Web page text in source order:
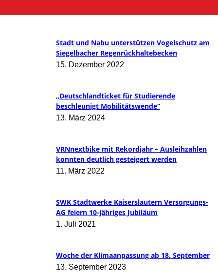
Stadt und Nabu unterstützen Vogelschutz am
Siegelbacher Regenrückhaltebecken
15. Dezember 2022
„Deutschlandticket für Studierende
beschleunigt Mobilitätswende“
13. März 2024
VRNnextbike mit Rekordjahr – Ausleihzahlen
konnten deutlich gesteigert werden
11. März 2022
SWK Stadtwerke Kaiserslautern Versorgungs-
AG feiern 10-jähriges Jubiläum
1. Juli 2021
Woche der Klimaanpassung ab 18. September
13. September 2023